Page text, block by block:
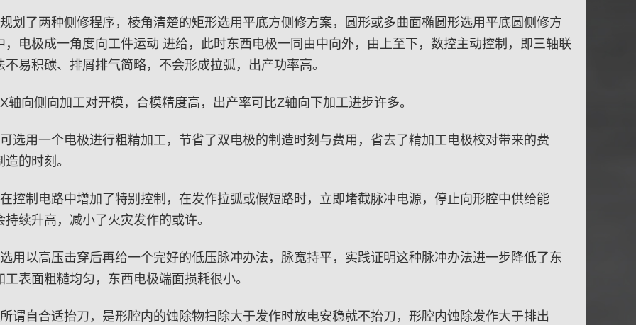
划了两种侧修程序，棱角清楚的矩形选用平底方侧修方案，圆形或多曲面椭圆形选用平底圆侧修方
，电极成一角度向工件运动 进给，此时东西电极一同由中向外，由上至下，数控主动控制，即三轴联
易积碳、排屑排气简略，不会形成拉弧，出产功率高。
轴向侧向加工对开模，合模精度高，出产率可比Z轴向下加工进步许多。
选用一个电极进行粗精加工，节省了双电极的制造时刻与费用，省去了精加工电极校对带来的费
的时刻。
控制电路中增加了特别控制，在发作拉弧或假短路时，立即堵截脉冲电源，停止向形腔中供给能
续升高，减小了火灾发作的或许。
用以高压击穿后再给一个完好的低压脉冲办法，脉宽持平，实践证明这种脉冲办法进一步降低了东
表面粗糙均匀，东西电极端面损耗很小。
谓自合适抬刀，是形腔内的蚀除物扫除大于发作时放电安稳就不抬刀，形腔内蚀除发作大于排出